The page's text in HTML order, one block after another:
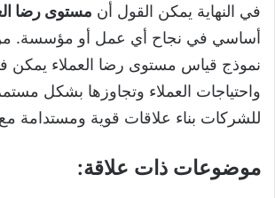
في النهاية يمكن القول أن مستوى رضا
أساسي في نجاح أي عمل أو مؤسسة.
نموذج قياس مستوى رضا العملاء يمكن
واحتياجات العملاء وتجاوزها بشكل
للشركات بناء علاقات قوية ومستدامة
موضوعات ذات علاقة: